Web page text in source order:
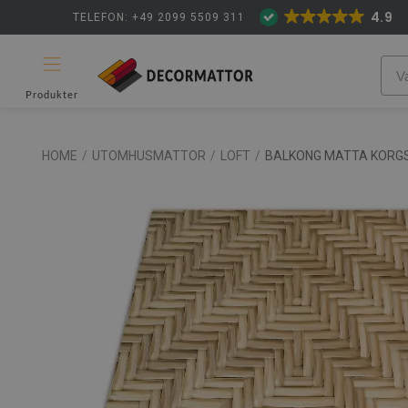
TELEFON: +49 2099 5509 311 4.9
Produkter
HOME / UTOMHUSMATTOR / LOFT / BALKONG MATTA